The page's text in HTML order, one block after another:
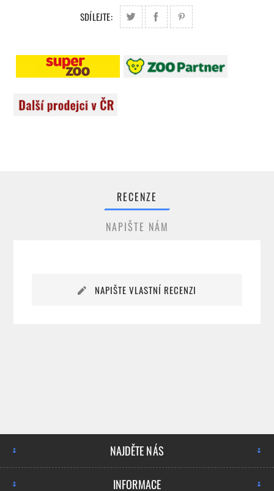
SDÍLEJTE:
RECENZE
NAPIŠTE NÁM
NAPIŠTE VLASTNÍ RECENZI
NAJDĚTE NÁS
INFORMACE